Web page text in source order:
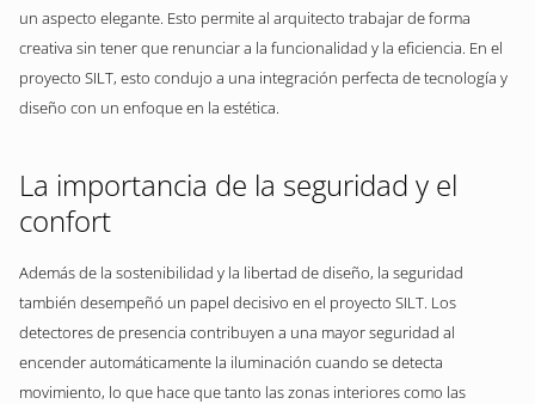
un aspecto elegante. Esto permite al arquitecto trabajar de forma
creativa sin tener que renunciar a la funcionalidad y la eficiencia. En el
proyecto SILT, esto condujo a una integración perfecta de tecnología y
diseño con un enfoque en la estética.
La importancia de la seguridad y el
confort
Además de la sostenibilidad y la libertad de diseño, la seguridad
también desempeñó un papel decisivo en el proyecto SILT. Los
detectores de presencia contribuyen a una mayor seguridad al
encender automáticamente la iluminación cuando se detecta
movimiento, lo que hace que tanto las zonas interiores como las